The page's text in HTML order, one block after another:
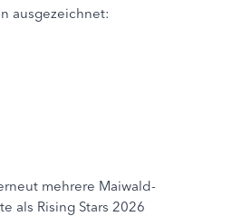
ausgezeichnet:
mehrere Maiwald-
als Rising Stars 2026